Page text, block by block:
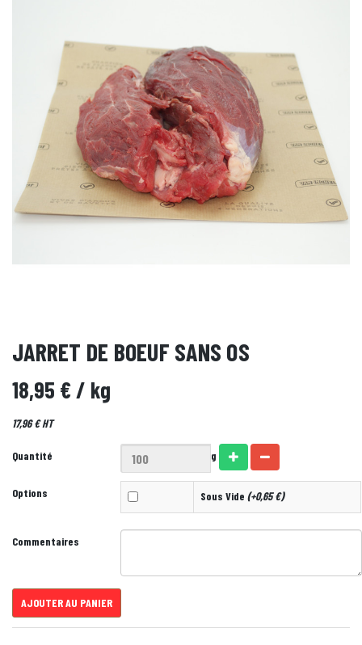
JARRET DE BOEUF SANS OS
18,95 €/ kg
17,96 € HT
Quantité g
Options Sous Vide (+0,65 €)
Commentaires
AJOUTER AU PANIER